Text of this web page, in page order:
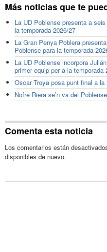
Más noticias que te
La UD Poblense presenta a
la temporada 2026/27
La Gran Penya Poblera
Poblense para la temporada
La UD Poblense incorpora
primer equip per a la temporada
Oscar Troya posa punt final a
Nofre Riera se’n va del Poblense
Comenta esta noticia
Los comentarios están
disponibles de nuevo.